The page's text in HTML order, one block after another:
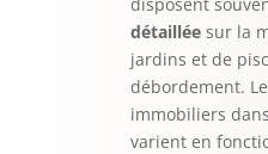
détailléesur la
jardins et de
débordement.
immobiliers
varient en